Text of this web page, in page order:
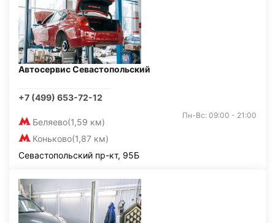
Автосервис Севастопольский
+7 (499) 653-72-12
Беляево(1,59 км)
Коньково(1,87 км)
Пн-Вс: 09:00 - 21:00
Севастопольский пр-кт, 95Б